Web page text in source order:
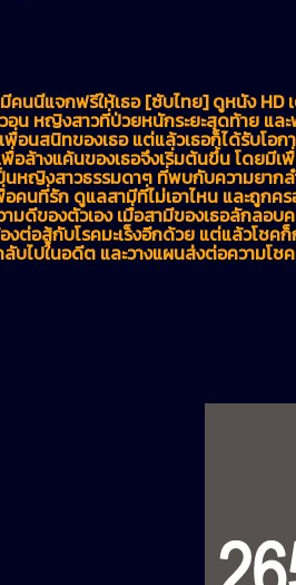
คนนี้แจกฟรีให้เธอ [ซับไทย] ดูหนัง HD
น หญิงสาวที่ป่วยหนักระยะสุดท้าย แล
นสนิทของเธอ แต่แล้วเธอก็ได้รับโอก
อล้างแค้นของเธอจึงเริ่มต้นขึ้น โดยมีเ
นหญิงสาวธรรมดาๆ ที่พบกับความยาก
อคนที่รัก ดูแลสามีที่ไม่เอาไหน และถูกค
ามดีของตัวเอง เมื่อสามีของเธอลักลอ
ต่อสู้กับโรคมะเร็งอีกด้วย แต่แล้วโชคก็
ลับไปในอดีต และวางแผนส่งต่อความโช